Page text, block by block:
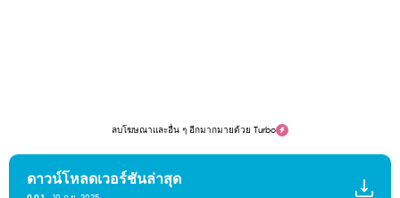
ลบโฆษณาและอื่น ๆ อีกมากมายด้วย Turbo
ดาวน์โหลดเวอร์ชันล่าสุด